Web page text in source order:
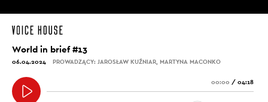
World in brief #13
06.04.2024 PROWADZĄCY: JAROSŁAW KUŹNIAR, MARTYNA MACONKO
00:00 / 04:18